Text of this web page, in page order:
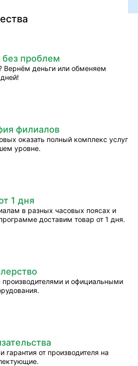
без проблем
Вернём деньги или обменяем
филиалов
оказать полный комплекс услуг
уровне.
1 дня
в разных часовых поясах и
доставим товар от 1 дня.
и официальными
от производителя на